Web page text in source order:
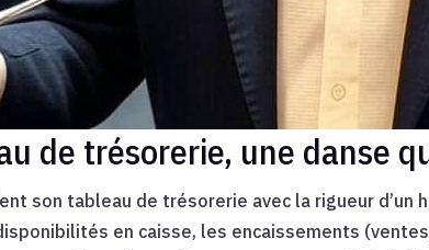
de trésorerie, une danse
son tableau de trésorerie avec la rigueur
en caisse, les encaissements